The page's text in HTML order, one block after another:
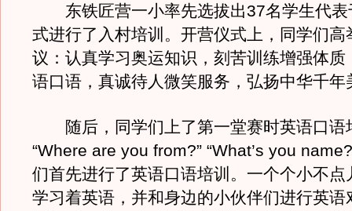
东铁匠营一小率先选拔出37名学生代表
式进行了入村培训。开营仪式上，同学们高
议：认真学习奥运知识，刻苦训练增强体质
语口语，真诚待人微笑服务，弘扬中华千年
随后，同学们上了第一堂赛时英语口语
“Where are you from?” “What’s you
们首先进行了英语口语培训。一个个小不点
学习着英语，并和身边的小伙伴们进行英语